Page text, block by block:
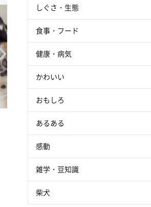
pic.twitter.com/
— 豆柴あさのん
見てね
しぐさ・生態
食事・フード
健康・病気
かわいい
おもしろ
あるある
感動
雑学・豆知識
柴犬